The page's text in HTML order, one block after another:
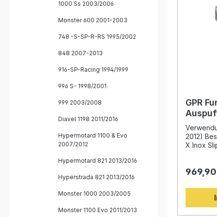
1000 Ss 2003/2006
Monster 600 2001-2003
748 -S-SP-R-RS 1995/2002
848 2007-2013
916-SP-Racing 1994/1999
996 S- 1998/2001
999 2003/2008
Diavel 1198 2011/2016
Hypermotard 1100 & Evo
2007/2012
Hypermotard 821 2013/2016
Hyperstrada 821 2013/2016
Monster 1000 2003/2005
Monster 1100 Evo 2011/2013
on ist
deutlich
Akustik,
Serienauspuff Plug-and-
–
anpassbaren
GPR
GPR
1098
2012)
X Inox
im